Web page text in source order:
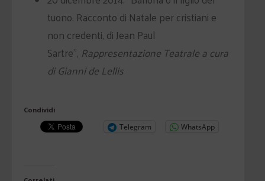
tuono. Racconto di Natale per cristiani e
non credenti, di Jean Paul
Sartre”, Rappresentazione Teatrale a cura
di Gianni de Lellis
Condividi
Telegram WhatsApp